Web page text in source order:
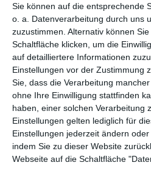
Sie können auf die entsprechende
o. a. Datenverarbeitung durch uns
zuzustimmen. Alternativ können
Schaltfläche klicken, um die
auf detailliertere Informationen
Einstellungen vor der Zustimmung
Sie, dass die Verarbeitung
ohne Ihre Einwilligung stattfinden
haben, einer solchen Verarbeitung
Einstellungen gelten lediglich für
Einstellungen jederzeit ändern
indem Sie zu dieser Website
Webseite auf die Schaltfläche
WEITERE
KATEGORIEN
Religiöse Feste
Christliche Religion
zum